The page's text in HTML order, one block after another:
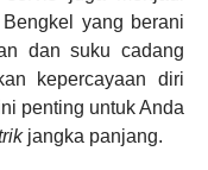
yang berani
dan suku cadang
kepercayaan diri
penting untuk Anda
jangka panjang.